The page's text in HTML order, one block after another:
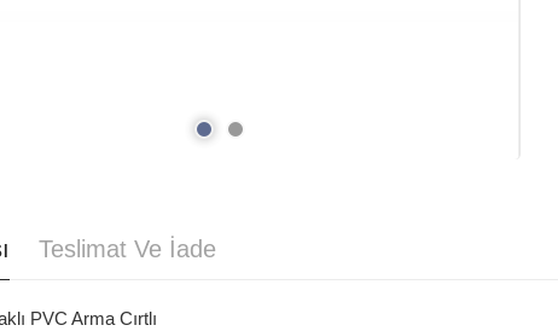
Teslimat Ve İade
PVC Arma Cırtlı